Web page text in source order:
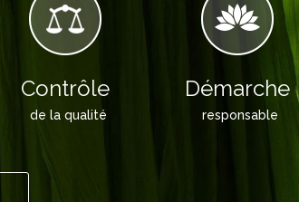
Contrôle
de la qualité
Démarche
responsable